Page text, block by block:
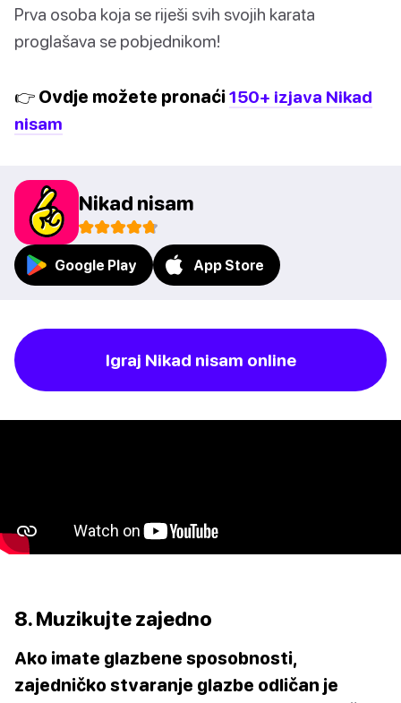
Prva osoba koja se riješi svih svojih karata
proglašava se pobjednikom!
👉 Ovdje možete pronaći150+ izjava Nikad
nisam
Nikad nisam
Google Play App Store
Igraj Nikad nisam online
8. Muzikujte zajedno
Ako imate glazbene sposobnosti,
zajedničko stvaranje glazbe odličan je